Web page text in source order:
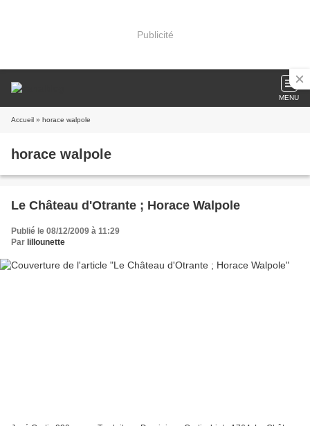
Publicité
MENU
Accueil » horace walpole
horace walpole
Le Château d'Otrante ; Horace Walpole
Publié le 08/12/2009 à 11:29
Par lillounette